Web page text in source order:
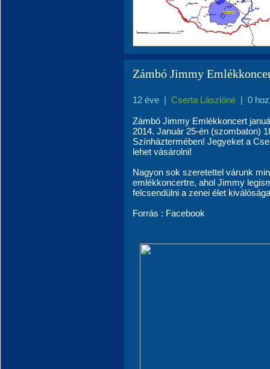
Zámbó Jimmy
12 éve | Cserta Lászlóné | 0
Zámbó Jimmy Emlékkoncert
2014. Január 25-én (szombaton)
Színháztermében! Jegyeket a
lehet vásárolni!
Nagyon sok szeretettel várunk
emlékkoncertre, ahol Jimmy
felcsendülni a zenei élet
Forrás : Facebook